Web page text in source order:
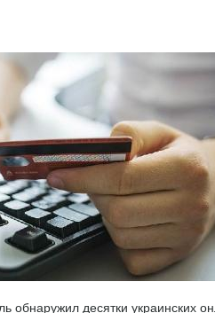
обнаружил десятки украинских